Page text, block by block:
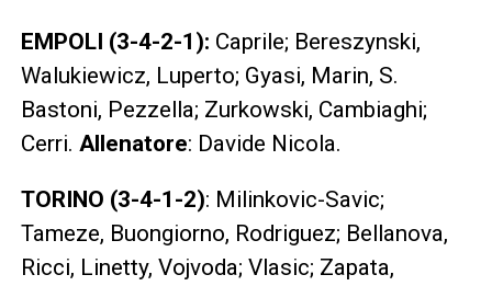
EMPOLI (3-4-2-1): Caprile; Bereszynski,
Walukiewicz, Luperto; Gyasi, Marin, S.
Bastoni, Pezzella; Zurkowski, Cambiaghi;
Cerri. Allenatore: Davide Nicola.
TORINO (3-4-1-2): Milinkovic-Savic;
Tameze, Buongiorno, Rodriguez; Bellanova,
Ricci, Linetty, Vojvoda; Vlasic; Zapata,